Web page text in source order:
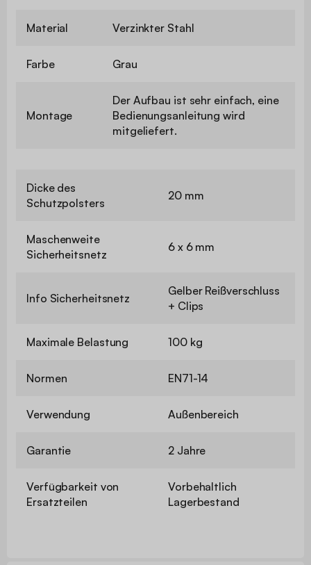
Material Verzinkter Stahl
Farbe Grau
Montage
Der Aufbau ist sehr einfach, eine
Bedienungsanleitung wird
mitgeliefert.
Dicke des
Schutzpolsters
20 mm
Maschenweite
Sicherheitsnetz
6 x 6 mm
Info Sicherheitsnetz
Gelber Reißverschluss
+ Clips
Maximale Belastung 100 kg
Normen EN71-14
Verwendung Außenbereich
Garantie 2 Jahre
Verfügbarkeit von
Ersatzteilen
Vorbehaltlich
Lagerbestand